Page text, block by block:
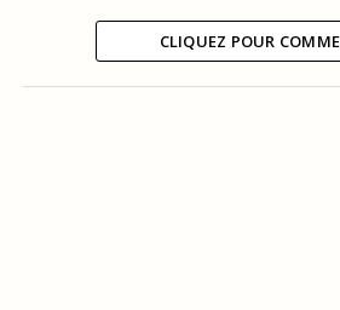
CLIQUEZ POUR